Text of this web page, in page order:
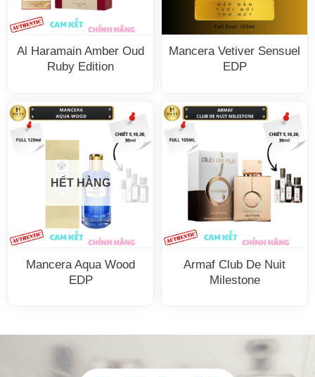
Al Haramain Amber Oud
Ruby Edition
Mancera Vetiver Sensuel
EDP
HẾT HÀNG
Mancera Aqua Wood
EDP
Armaf Club De Nuit
Milestone